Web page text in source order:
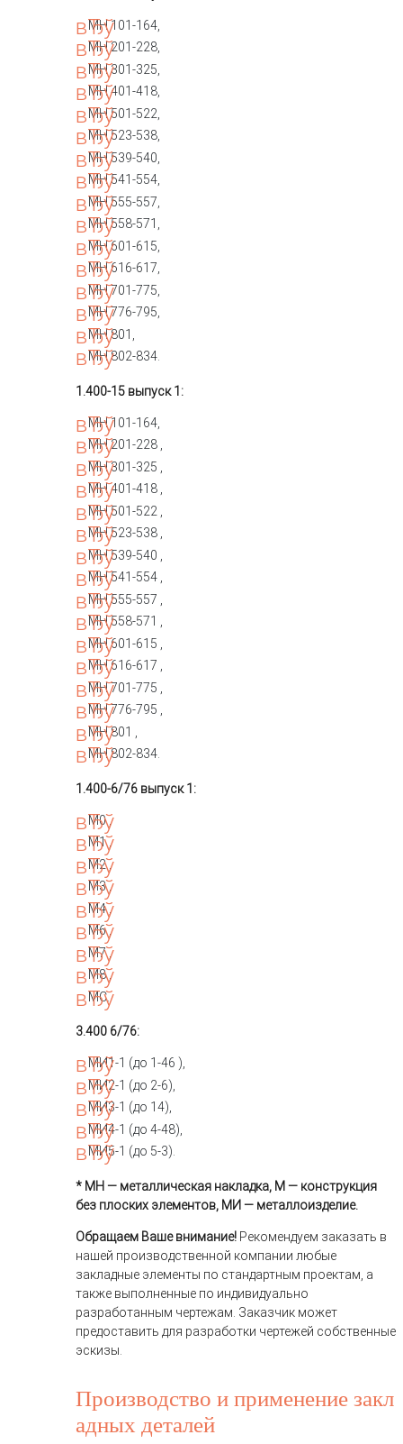
МН 101-164,
МН 201-228,
МН 301-325,
МН 401-418,
МН 501-522,
МН 523-538,
МН 539-540,
МН 541-554,
МН 555-557,
МН 558-571,
МН 601-615,
МН 616-617,
МН 701-775,
МН 776-795,
МН 801,
МН 802-834.
1.400-15 выпуск 1:
МН 101-164,
МН 201-228 ,
МН 301-325 ,
МН 401-418 ,
МН 501-522 ,
МН 523-538 ,
МН 539-540 ,
МН 541-554 ,
МН 555-557 ,
МН 558-571 ,
МН 601-615 ,
МН 616-617 ,
МН 701-775 ,
МН 776-795 ,
МН 801 ,
МН 802-834.
1.400-6/76 выпуск 1:
М0 ,
М1 ,
М2 ,
М3 ,
М4 ,
М6 ,
М7 ,
М8 ,
МС.
3.400 6/76:
МИ1-1 (до 1-46 ),
МИ2-1 (до 2-6),
МИ3-1 (до 14),
МИ4-1 (до 4-48),
МИ5-1 (до 5-3).
* МН — металлическая накладка, М — конструкция
без плоских элементов, МИ — металлоизделие.
Обращаем Ваше внимание! Рекомендуем заказать в
нашей производственной компании любые
закладные элементы по стандартным проектам, а
также выполненные по индивидуально
разработанным чертежам. Заказчик может
предоставить для разработки чертежей собственные
эскизы.
Производство и применение закл
адных деталей